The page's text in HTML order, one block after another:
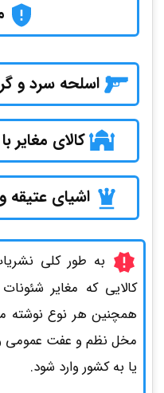
اسلحه سرد و
کالای
اشیای عتیقه
به طور کلی
کالایی که مغایر
همچنین هر نوع
مخل نظم و عفت عمومی و
یا به کشور وارد شود.